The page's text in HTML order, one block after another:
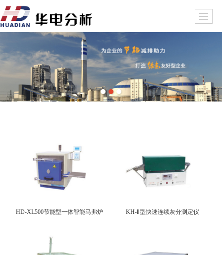
HD-XL500节能型一体智能马弗炉 KH-Ⅱ型快速连续灰分测定仪